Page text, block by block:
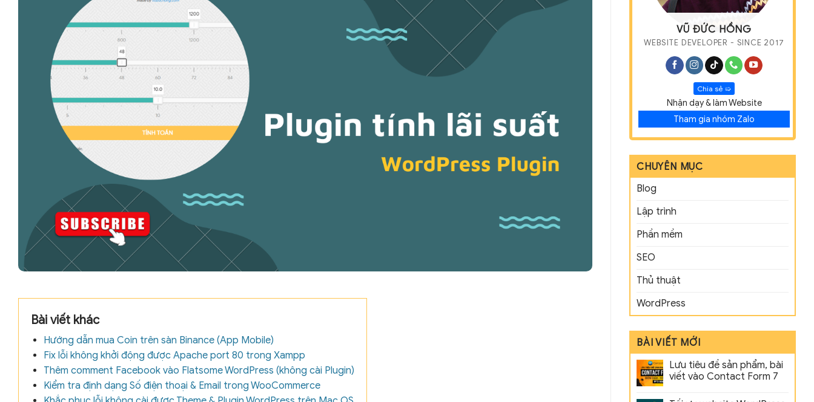
Bài viết khác
Hướng dẫn mua Coin trên sàn Binance (App Mobile)
Fix lỗi không khởi động được Apache port 80 trong Xampp
Thêm comment Facebook vào Flatsome WordPress (không cài Plugin)
Kiểm tra định dạng Số điện thoại & Email trong WooCommerce
VŨ ĐỨC HỒNG
WEBSITE DEVELOPER - SINCE 2017
Chia sẻ ➯
Nhận dạy & làm Website
Tham gia nhóm Zalo
CHUYÊN MỤC
Blog
Lập trình
Phần mềm
SEO
Thủ thuật
WordPress
BÀI VIẾT MỚI
Lưu tiêu đề sản phẩm, bài
viết vào Contact Form 7